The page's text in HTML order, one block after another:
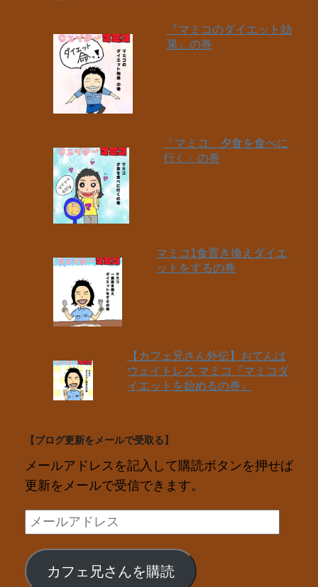
『マミコのダイエット効
果』の巻
「マミコ、夕食を食べに
行く」の巻
マミコ1食置き換えダイエ
ットをするの巻
【カフェ兄さん外伝】おてんば
ウェイトレス マミコ『マミコダ
イエットを始めるの巻』
【ブログ更新をメールで受取る】
メールアドレスを記入して購読ボタンを押せば
更新をメールで受信できます。
メ
ー
ル
ア
カフェ兄さんを購読